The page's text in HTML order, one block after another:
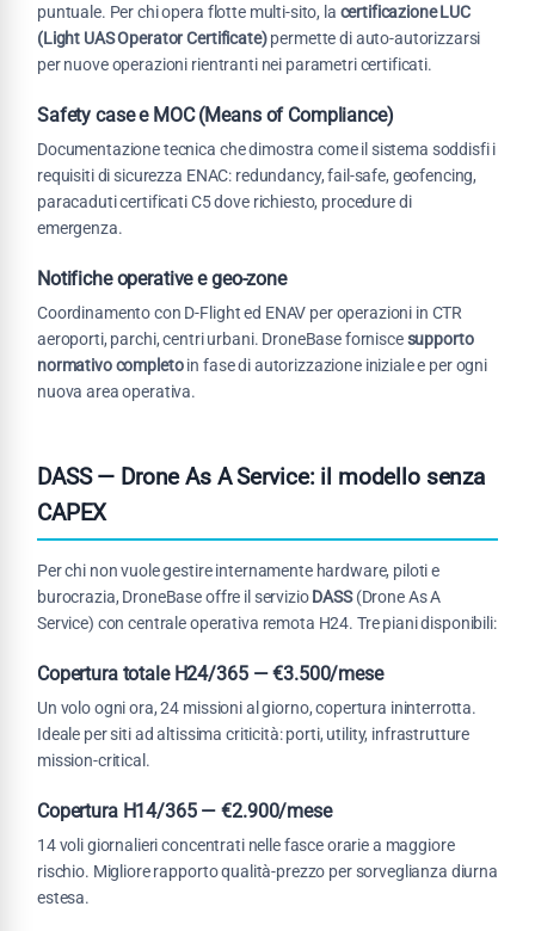
puntuale. Per chi opera flotte multi-sito, la certificazione LUC
(Light UAS Operator Certificate)permette di auto-autorizzarsi
per nuove operazioni rientranti nei parametri certificati.
Safety case e MOC (Means of Compliance)
Documentazione tecnica che dimostra come il sistema soddisfi i
requisiti di sicurezza ENAC: redundancy, fail-safe, geofencing,
paracaduti certificati C5 dove richiesto, procedure di
emergenza.
Notifiche operative e geo-zone
Coordinamento con D-Flight ed ENAV per operazioni in CTR
aeroporti, parchi, centri urbani. DroneBase forniscesupporto
normativo completoin fase di autorizzazione iniziale e per ogni
nuova area operativa.
DASS — Drone As A Service: il modello senza
CAPEX
Per chi non vuole gestire internamente hardware, piloti e
burocrazia, DroneBase offre il servizioDASS(Drone As A
Service) con centrale operativa remota H24. Tre piani disponibili:
Copertura totale H24/365 — €3.500/mese
Un volo ogni ora, 24 missioni al giorno, copertura ininterrotta.
Ideale per siti ad altissima criticità: porti, utility, infrastrutture
mission-critical.
Copertura H14/365 — €2.900/mese
14 voli giornalieri concentrati nelle fasce orarie a maggiore
rischio. Migliore rapporto qualità-prezzo per sorveglianza diurna
estesa.